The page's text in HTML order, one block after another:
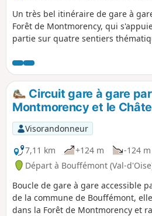
Un très bel itinéraire de gare à
Forêt de Montmorency, qui
partie sur quatre sentiers
la Reine Hortense" et "Le Chemin
Philosophes" décrits sur le site du
de Saint-Leu-la-Forêt, plus
les Sentes". Grâce à un certain
de panneaux explicatifs, il permet
suivre l'histoire ancienne et plus
de la région, et d'en admirer nombre
des sites les plus intéressants, et
de philosopher. Peut facilement se
réduire à 18 km en évitant l'aller-
à la Statue de Notre-Dame de
début de randonnée.
Circuit gare à gare
Montmorency et le
Visorandonneur
7,11 km
+124 m -124 m
Départ à Bouffémont (Val-
Boucle de gare à gare accessible
de la commune de Bouffémont,
dans la Forêt de Montmorency et